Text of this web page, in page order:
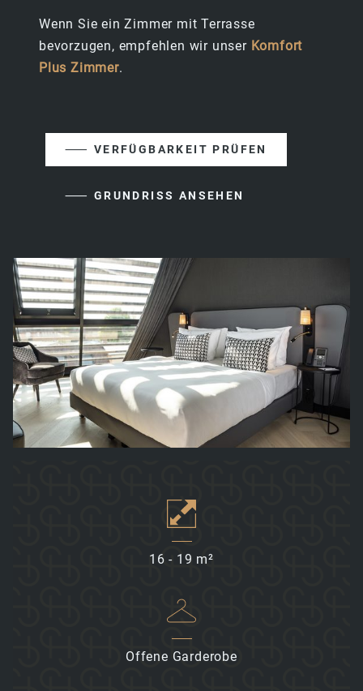
FRÜHSTÜCK
BAR
ANGEBOTE
NACHHALTIGKEIT
WEITERE STANDORTE
HOTEL ELBFLORENZ DRESDEN
Wenn Sie ein Zimmer mit Terrasse
bevorzugen, empfehlen wir unser Komfort
Plus Zimmer.
⸺ VERFÜGBARKEIT PRÜFEN
⸺ GRUNDRISS ANSEHEN
16 - 19 m²
Offene Garderobe